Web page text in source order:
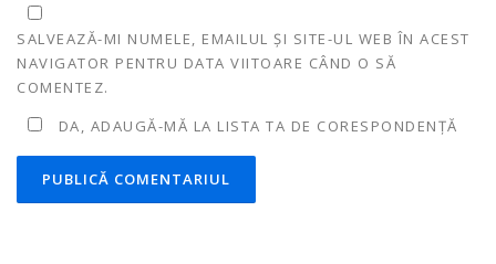
SALVEAZĂ-MI NUMELE, EMAILUL ȘI SITE-UL WEB ÎN ACEST
NAVIGATOR PENTRU DATA VIITOARE CÂND O SĂ
COMENTEZ.
DA, ADAUGĂ-MĂ LA LISTA TA DE CORESPONDENȚĂ